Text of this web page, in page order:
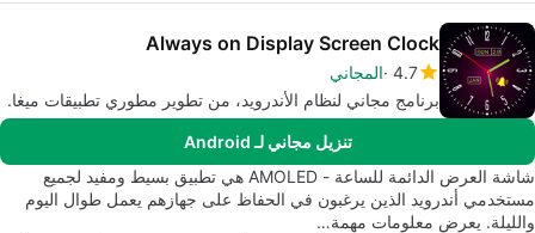
Always on Display Screen Clock
4.7 المجاني
برنامج مجاني لنظام الأندرويد، من تطوير مطوري تطبيقات ميغا.
تنزيل مجاني لـ Android
شاشة العرض الدائمة للساعة - AMOLED هي تطبيق بسيط ومفيد لجميع
مستخدمي أندرويد الذين يرغبون في الحفاظ على جهازهم يعمل طوال اليوم
والليلة. يعرض معلومات مهمة…